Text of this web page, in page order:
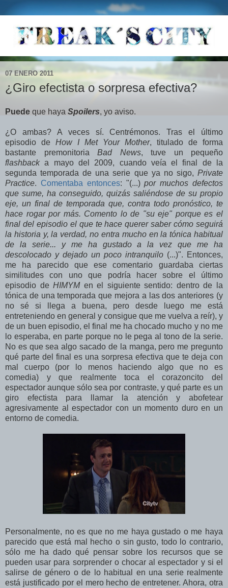
07 ENERO 2011
¿Giro efectista o sorpresa efectiva?
Puede que haya Spoilers, yo aviso.
¿O ambas? A veces sí. Centrémonos. Tras el último
episodio de How I Met Your Mother, titulado de forma
bastante premonitoria Bad News, tuve un pequeño
flashbacka mayo del 2009, cuando veía el final de la
segunda temporada de una serie que ya no sigo, Private
Practice. Comentaba entonces: "(...)por muchos defectos
que sume, ha conseguido, quizás saliéndose de su propio
eje, un final de temporada que, contra todo pronóstico, te
hace rogar por más. Comento lo de "su eje" porque es el
final del episodio el que te hace querer saber cómo seguirá
la historia y, la verdad, no entra mucho en la tónica habitual
de la serie... y me ha gustado a la vez que me ha
descolocado y dejado un poco intranquilo (...)". Entonces,
me ha parecido que ese comentario guardaba ciertas
similitudes con uno que podría hacer sobre el último
episodio deHIMYMen el siguiente sentido: dentro de la
tónica de una temporada que mejora a las dos anteriores (y
no sé si llega a buena, pero desde luego me está
entreteniendo en general y consigue que me vuelva a reír), y
de un buen episodio, el final me ha chocado mucho y no me
lo esperaba, en parte porque no le pega al tono de la serie.
No es que sea algo sacado de la manga, pero me pregunto
qué parte del final es una sorpresa efectiva que te deja con
mal cuerpo (por lo menos haciendo algo que no es
comedia) y que realmente toca el corazoncito del
espectador aunque sólo sea por contraste, y qué parte es un
giro efectista para llamar la atención y abofetear
agresivamente al espectador con un momento duro en un
entorno de comedia.
Personalmente, no es que no me haya gustado o me haya
parecido que está mal hecho o sin gusto, todo lo contrario,
sólo me ha dado qué pensar sobre los recursos que se
pueden usar para sorprender o chocar al espectador y si el
salirse de género o de lo habitual en una serie realmente
está justificado por el mero hecho de entretener. Ahora, otra